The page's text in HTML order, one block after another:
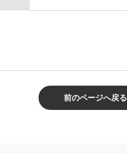
前のページへ戻る